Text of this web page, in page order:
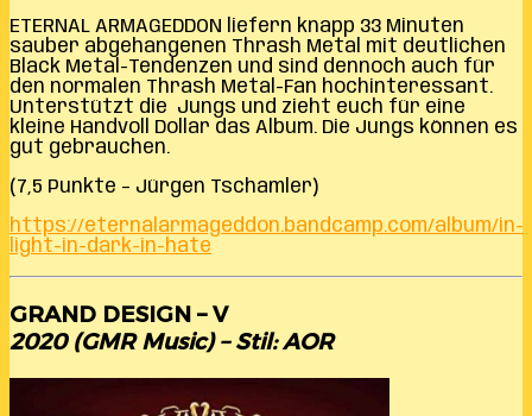
ETERNAL ARMAGEDDON liefern knapp 33 Minuten
sauber abgehangenen Thrash Metal mit deutlichen
Black Metal-Tendenzen und sind dennoch auch für
den normalen Thrash Metal-Fan hochinteressant.
Unterstützt die Jungs und zieht euch für eine
kleine Handvoll Dollar das Album. Die Jungs können es
gut gebrauchen.
(7,5 Punkte – Jürgen Tschamler)
https://eternalarmageddon.bandcamp.com/album/in-
light-in-dark-in-hate
GRAND DESIGN – V
2020 (GMR Music) – Stil: AOR